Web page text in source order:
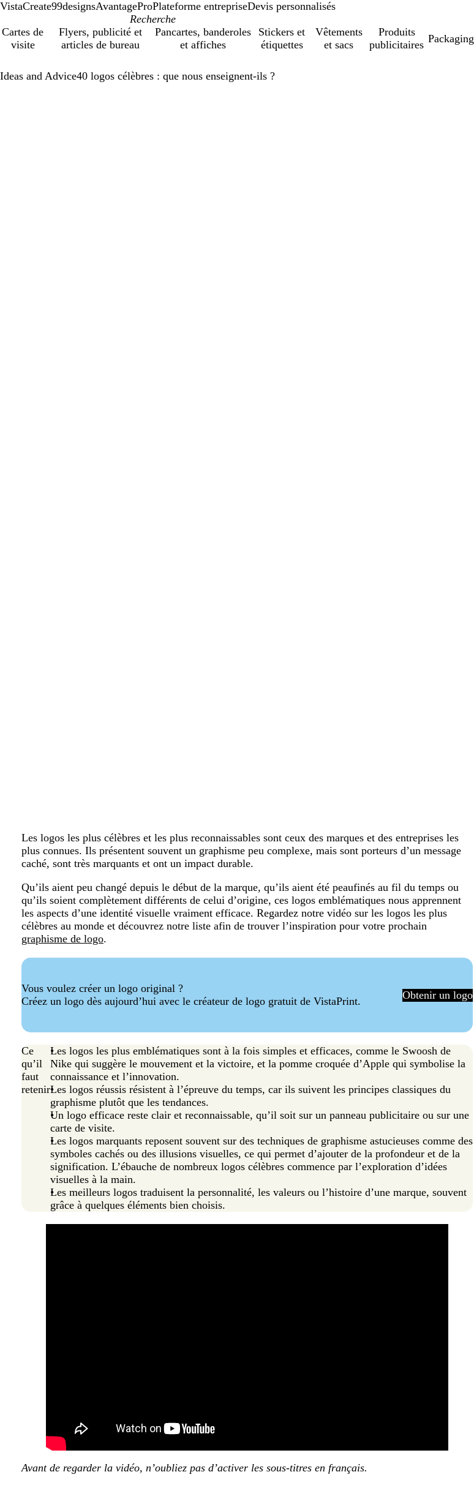
VistaCreate99designsAvantageProPlateforme entrepriseDevis personnalisés
Cartes de
visite
Flyers, publicité et
articles de bureau
Pancartes, banderoles
et affiches
Stickers et
étiquettes
Vêtements
et sacs
Produits
publicitaires
Packaging
Ideas and Advice40 logos célèbres : que nous enseignent-ils ?
Les logos les plus célèbres et les plus reconnaissables sont ceux des marques et des entreprises les
plus connues. Ils présentent souvent un graphisme peu complexe, mais sont porteurs d’un message
caché, sont très marquants et ont un impact durable.
Qu’ils aient peu changé depuis le début de la marque, qu’ils aient été peaufinés au fil du temps ou
qu’ils soient complètement différents de celui d’origine, ces logos emblématiques nous apprennent
les aspects d’une identité visuelle vraiment efficace. Regardez notre vidéo sur les logos les plus
célèbres au monde et découvrez notre liste afin de trouver l’inspiration pour votre prochain
graphisme de logo.
Vous voulez créer un logo original ?
Créez un logo dès aujourd’hui avec le créateur de logo gratuit de VistaPrint.
Obtenir un logo
Ce
qu’il
faut
retenir
Les logos les plus emblématiques sont à la fois simples et efficaces, comme le Swoosh de
Nike qui suggère le mouvement et la victoire, et la pomme croquée d’Apple qui symbolise la
connaissance et l’innovation.
Les logos réussis résistent à l’épreuve du temps, car ils suivent les principes classiques du
graphisme plutôt que les tendances.
Un logo efficace reste clair et reconnaissable, qu’il soit sur un panneau publicitaire ou sur une
carte de visite.
Les logos marquants reposent souvent sur des techniques de graphisme astucieuses comme des
symboles cachés ou des illusions visuelles, ce qui permet d’ajouter de la profondeur et de la
signification. L’ébauche de nombreux logos célèbres commence par l’exploration d’idées
visuelles à la main.
Les meilleurs logos traduisent la personnalité, les valeurs ou l’histoire d’une marque, souvent
grâce à quelques éléments bien choisis.
Avant de regarder la vidéo, n’oubliez pas d’activer les sous-titres en français.